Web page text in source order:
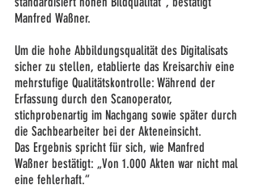
Manfred Waßner.
Um die hohe Abbildungsqualität des Digitalisats
sicher zu stellen, etablierte das Kreisarchiv eine
mehrstufige Qualitätskontrolle: Während der
Erfassung durch den Scanoperator,
stichprobenartig im Nachgang sowie später durch
die Sachbearbeiter bei der Akteneinsicht.
Das Ergebnis spricht für sich, wie Manfred
Waßner bestätigt: „Von 1.000 Akten war nicht mal
eine fehlerhaft.“